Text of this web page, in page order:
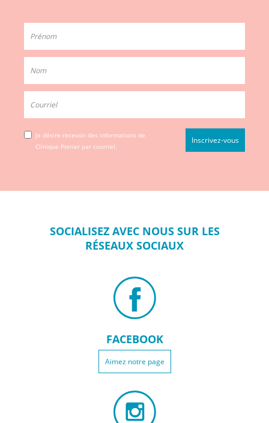
Je désire recevoir des informations de
Clinique Poirier par courriel.
SOCIALISEZ AVEC NOUS SUR LES
RÉSEAUX SOCIAUX
FACEBOOK
Aimez notre page